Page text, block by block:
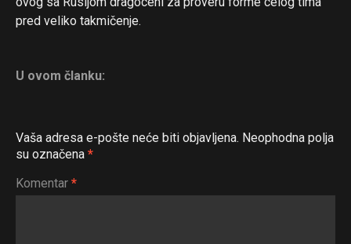
pred veliko takmičenje.
U ovom članku:
Vaša adresa e-pošte neće biti objavljena. Neophodna polja
su označena *
Komentar *